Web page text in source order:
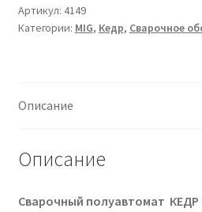
КЕДР
MIG-
Артикул: 4149
Категории: MIG, Кедр, Сварочное
Описание
Описание
Сварочный полуавтомат КЕДР